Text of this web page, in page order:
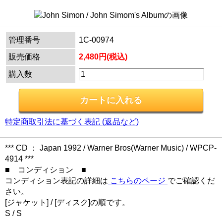
管理番号
1C-00974
販売価格
2,480円(税込)
購入数
特定商取引法に基づく表記 (返品など)
*** CD ： Japan 1992 / Warner Bros(Warner Music) / WPCP-
4914 ***
■ コンディション ■
コンディション表記の詳細は こちらのページ でご確認くだ
さい。
[ジャケット] / [ディスク]の順です。
S / S